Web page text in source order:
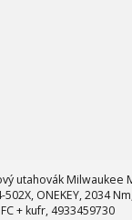
utahovák Milwaukee
502X, ONEKEY, 2034
+ kufr, 4933459730